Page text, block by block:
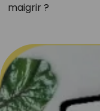
maigrir ?